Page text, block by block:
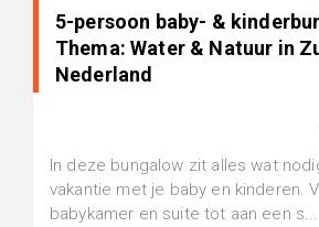
5-persoon baby- &
Thema: Water & Natuur in
Nederland
In deze bungalow zit alles wat
vakantie met je baby en kinderen.
babykamer en suite tot aan een s...